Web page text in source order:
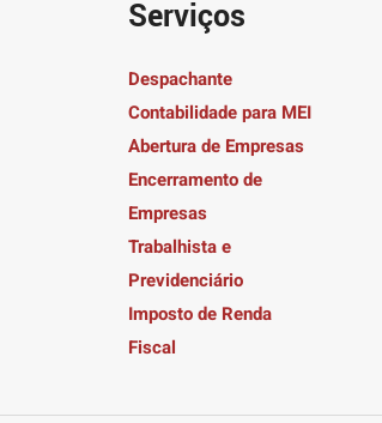
Serviços
Despachante
Contabilidade para MEI
Abertura de Empresas
Encerramento de
Empresas
Trabalhista e
Previdenciário
Imposto de Renda
Fiscal